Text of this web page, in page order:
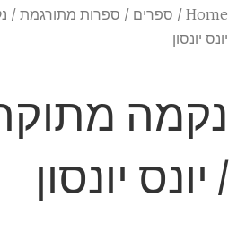
Home
/ ספרים / ספרות מתורגמת /
יונס יונסון
נקמה
/ יונס יונסון